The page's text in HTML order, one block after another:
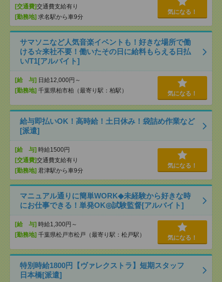
[交通費]交通費支給有り
[勤務地] 求名駅から車9分
気になる！
サマソニなど人気音楽イベントも！好きな場所で働
ける☆来社不要！働いたその日に給料もらえる日払
い/T1[アルバイト]
[給 与] 日給12,000円～
[勤務地] 千葉県柏市柏（最寄り駅：柏駅） 気になる！
給与即払いOK！高時給！土日休み！袋詰め作業など
[派遣]
[給 与] 時給1500円
[交通費]交通費支給有り
[勤務地] 君津駅から車9分
気になる！
マニュアル通りに簡単WORK◆未経験から好きな時
にお仕事できる！単発OK◎試験監督[アルバイト]
[給 与] 時給1,300円～
[勤務地] 千葉県松戸市松戸（最寄り駅：松戸駅） 気になる！
特別時給1800円【ヴァレクストラ】短期スタッフ
日本橋[派遣]